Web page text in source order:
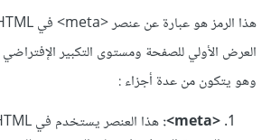
العرض الأولي للصفحة ومستوى التكبير الإفتراضي
وهو يتكون من عدة أجزاء
<meta>: